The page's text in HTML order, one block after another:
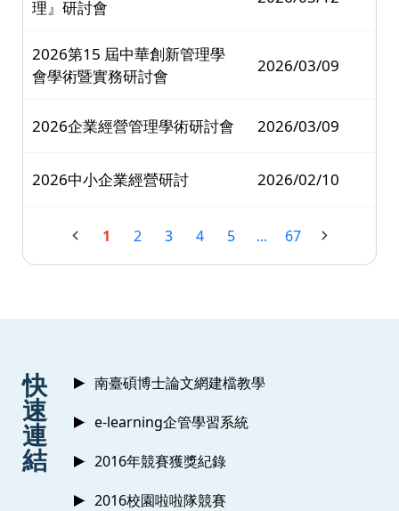
理』研討會
2026第15 屆中華創新管理學
會學術暨實務研討會
2026/03/09
2026企業經營管理學術研討會 2026/03/09
2026中小企業經營研討 2026/02/10
1 2 3 4 5 ... 67
快
速
連
結
南臺碩博士論文網建檔教學
e-learning企管學習系統
2016年競賽獲獎紀錄
2016校園啦啦隊競賽